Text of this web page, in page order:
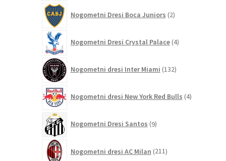
Nogometni Dresi Boca Juniors 2izdelka
Nogometni Dresi Crystal Palace 4izdelki
Nogometni dresi Inter Miami 132izdelkov
Nogometni dresi New York Red Bulls 4izdelki
Nogometni Dresi Santos 9izdelkov
Nogometni dresi AC Milan 211izdelkov